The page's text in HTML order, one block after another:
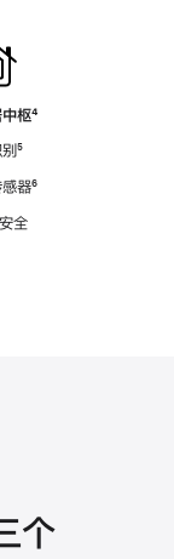
枢脚
⁴
别脚
⁵
感器脚
⁶
全
个